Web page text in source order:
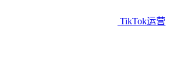
TikTok运营